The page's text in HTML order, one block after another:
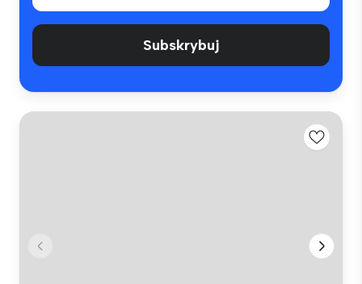
Subskrybuj